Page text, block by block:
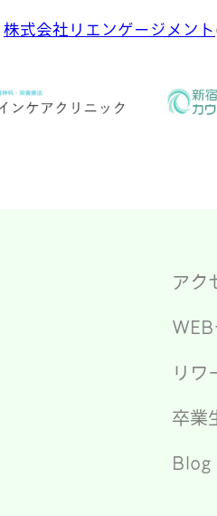
株式会社リエンゲージメント
アク
リワ
卒業
Blog